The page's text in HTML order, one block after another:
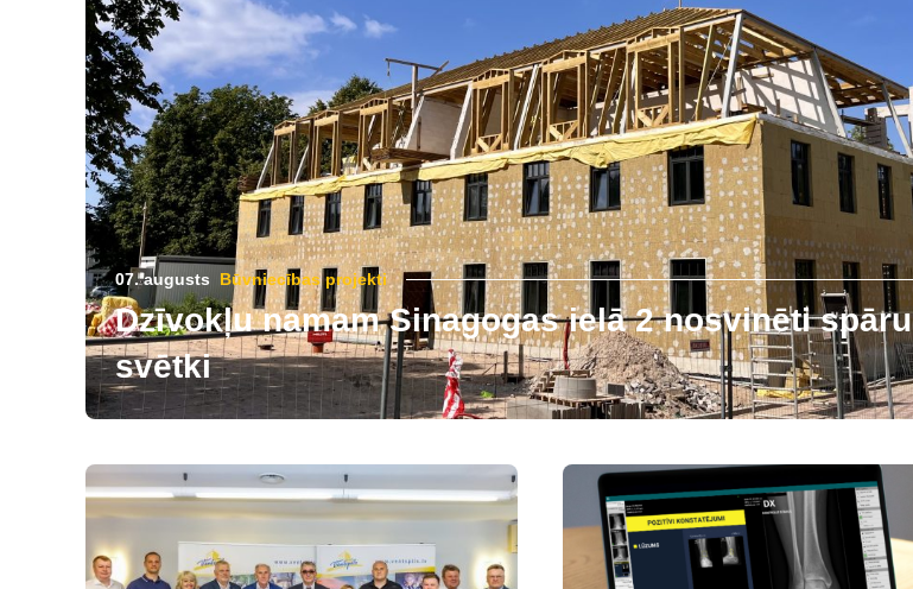
07. augusts Būvniecības projekti
Dzīvokļu namam Sinagogas ielā 2 nosvinēti spāru
svētki